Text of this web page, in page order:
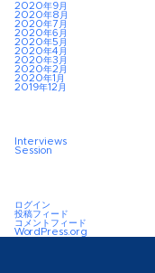
2020年9月
2020年8月
2020年7月
2020年6月
2020年5月
2020年4月
2020年3月
2020年2月
2020年1月
2019年12月
Interviews
Session
ログイン
投稿フィード
コメントフィード
WordPress.org